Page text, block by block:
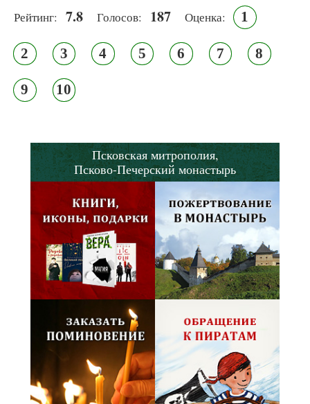
Рейтинг: 7.8 Голосов: 187 Оценка: 1
2 3 4 5 6 7 8
9 10
Псковская митрополия,
Псково-Печерский монастырь